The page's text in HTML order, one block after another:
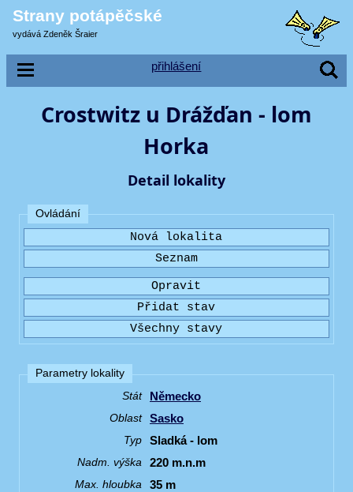
Strany potápěčské
vydává Zdeněk Šraier
přihlášení
Crostwitz u Drážďan - lom
Horka
Detail lokality
Ovládání
Parametry lokality
Stát
Německo
Oblast Sasko
Typ Sladká - lom
Nadm. výška 220 m.n.m
Max. hloubka 35 m